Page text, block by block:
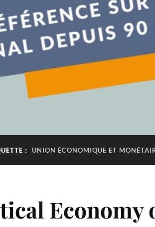
: UNION ÉCONOMIQUE ET
Economy